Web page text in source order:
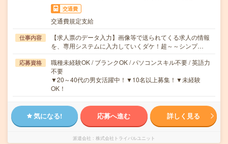
交通費
交通費規定支給
仕事内容
【求人票のデータ入力】画像等で送られてくる求人の情報
を、専用システムに入力していくダケ！超～～シンプ…
応募資格
職種未経験OK / ブランクOK / パソコンスキル不要 / 英語力
不要
▼20～40代の男女活躍中！▼10名以上募集！▼未経験
OK！
気になる! 応募へ進む 詳しく見る
派遣会社 株式会社トライバルユニット